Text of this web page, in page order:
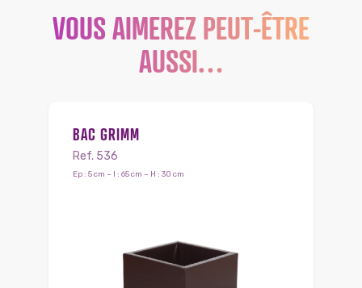
VOUS AIMEREZ PEUT-ÊTRE
AUSSI…
BAC GRIMM
Ref. 536
Ep : 5 cm – l : 65 cm – H : 30 cm